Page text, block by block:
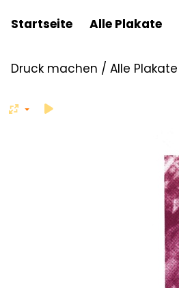
Startseite Alle Plakate
Druck machen / Alle Plakate